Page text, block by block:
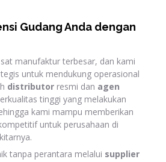
Gudang Anda dengan
manufaktur terbesar, dan kami
untuk mendukung operasional
distributor resmi dan agen
tinggi yang melakukan
kami mampu memberikan
untuk perusahaan di
tanpa perantara melalui supplier